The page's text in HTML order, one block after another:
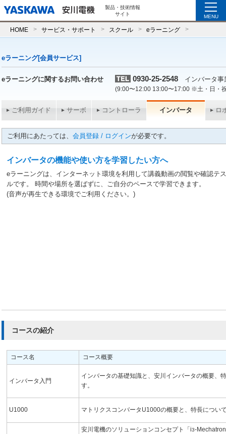
製品・技術情報
サイト
MENU
HOME サービス・サポート スクール eラーニング
eラーニング[会員サービス]
eラーニングに関するお問い合わせ 0930-25-2548 インバータ
(9:00〜12:00 13:00〜17:00 ※土・日・
ご利用ガイド サーボ コントローラ インバータ ロ
ご利用にあたっては、 会員登録 / ログインが必要です。
インバータの機能や使い方を学習したい方へ
eラーニングは、インターネット環境を利用して講義動画の閲覧や確認テ
ルです。 時間や場所を選ばずに、ご自分のペースで学習できます。
(音声が再生できる環境でご利用ください。)
コースの紹介
コース名 コース概要
インバータ入門
インバータの基礎知識と、安川インバータの概要、
す。
U1000 マトリクスコンバータU1000の概要と、特長につい
安川電機のソリューションコンセプト「i3-